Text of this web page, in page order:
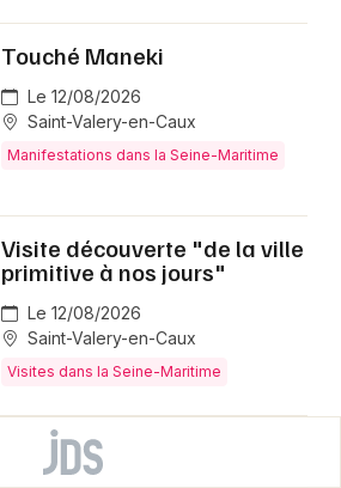
Touché Maneki
Le 12/08/2026
Saint-Valery-en-Caux
Manifestations dans la Seine-Maritime
Visite découverte "de la ville
primitive à nos jours"
Le 12/08/2026
Saint-Valery-en-Caux
Visites dans la Seine-Maritime